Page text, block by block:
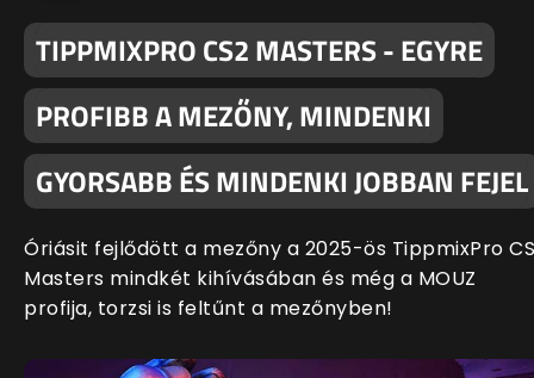
TIPPMIXPRO CS2 MASTERS - EGYRE
PROFIBB A MEZŐNY, MINDENKI
GYORSABB ÉS MINDENKI JOBBAN FEJEL
Óriásit fejlődött a mezőny a 2025-ös TippmixPro
Masters mindkét kihívásában és még a MOUZ
profija, torzsi is feltűnt a mezőnyben!